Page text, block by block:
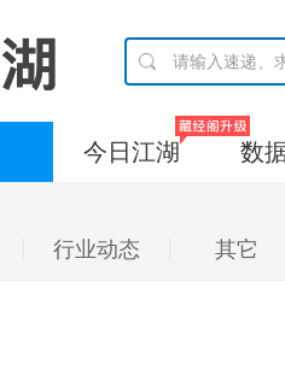
今日江湖 数
行业动态 其它